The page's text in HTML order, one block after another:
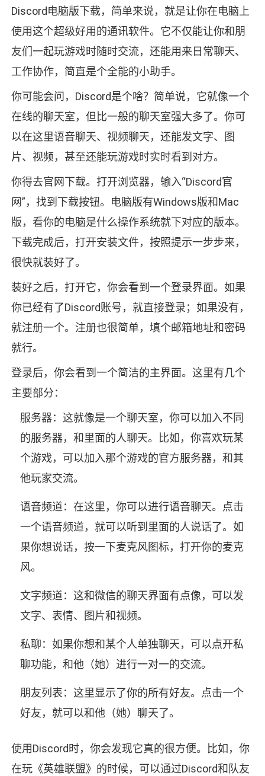
Discord电脑版下载，简单来说，就是让你在电脑上
使用这个超级好用的通讯软件。它不仅能让你和朋
友们一起玩游戏时随时交流，还能用来日常聊天、
工作协作，简直是个全能的小助手。
你可能会问，Discord是个啥？简单说，它就像一个
在线的聊天室，但比一般的聊天室强大多了。你可
以在这里语音聊天、视频聊天，还能发文字、图
片、视频，甚至还能玩游戏时实时看到对方。
你得去官网下载。打开浏览器，输入“Discord官
网”，找到下载按钮。电脑版有Windows版和Mac
版，看你的电脑是什么操作系统就下对应的版本。
下载完成后，打开安装文件，按照提示一步步来，
很快就装好了。
装好之后，打开它，你会看到一个登录界面。如果
你已经有了Discord账号，就直接登录；如果没有，
就注册一个。注册也很简单，填个邮箱地址和密码
就行。
登录后，你会看到一个简洁的主界面。这里有几个
主要部分：
服务器：这就像是一个聊天室，你可以加入不同
的服务器，和里面的人聊天。比如，你喜欢玩某
个游戏，可以加入那个游戏的官方服务器，和其
他玩家交流。
语音频道：在这里，你可以进行语音聊天。点击
一个语音频道，就可以听到里面的人说话了。如
果你想说话，按一下麦克风图标，打开你的麦克
风。
文字频道：这和微信的聊天界面有点像，可以发
文字、表情、图片和视频。
私聊：如果你想和某个人单独聊天，可以点开私
聊功能，和他（她）进行一对一的交流。
朋友列表：这里显示了你的所有好友。点击一个
好友，就可以和他（她）聊天了。
使用Discord时，你会发现它真的很方便。比如，你
在玩《英雄联盟》的时候，可以通过Discord和队友